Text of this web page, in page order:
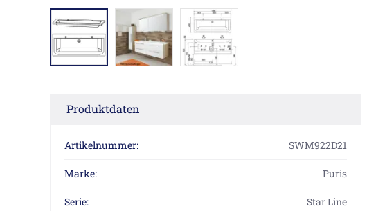
Produktdaten
Artikelnummer: SWM922D21
Marke: Puris
Serie: Star Line